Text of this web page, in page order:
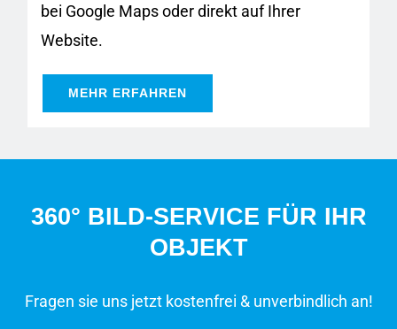
bei Google Maps oder direkt auf Ihrer
Website.
MEHR ERFAHREN
360° BILD-SERVICE FÜR IHR
OBJEKT
Fragen sie uns jetzt kostenfrei & unverbindlich an!